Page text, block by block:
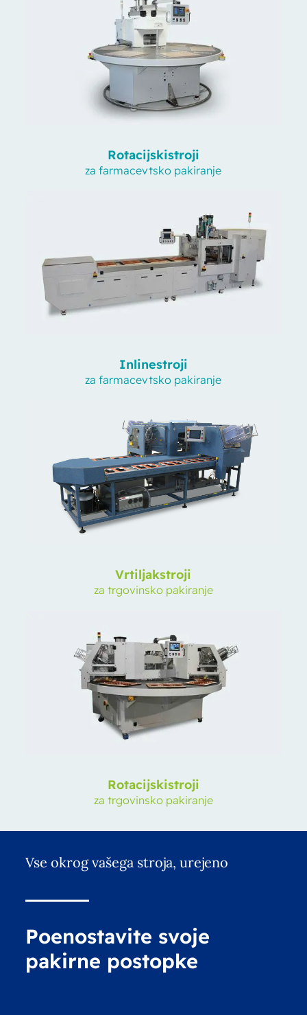
Rotacijskistroji
za farmacevtsko pakiranje
Inlinestroji
za farmacevtsko pakiranje
Vrtiljakstroji
za trgovinsko pakiranje
Rotacijskistroji
za trgovinsko pakiranje
Vse okrog vašega stroja, urejeno
Poenostavite svoje
pakirne postopke